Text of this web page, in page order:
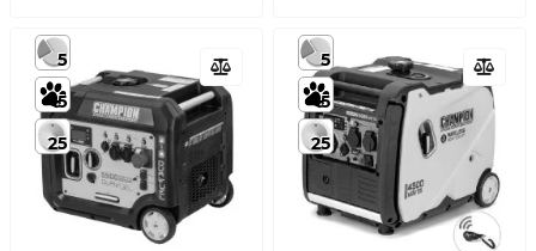
5
5
25
5
5
25